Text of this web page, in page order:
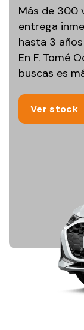
Más de 300
entrega
hasta 3
En F. Tomé
buscas es
Ver stock